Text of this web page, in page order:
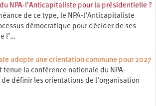
NPA-l’Anticapitaliste pour la présidentielle ?
de ce type, le NPA-l’Anticapitaliste
démocratique pour décider de ses
l’…
adopte une orientation commune pour 2027
tenue la conférence nationale du NPA-
définir les orientations de l’organisation